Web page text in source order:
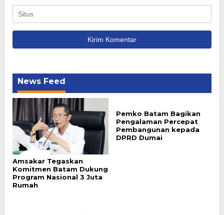
News Feed
Amsakar Tegaskan
Komitmen Batam Dukung
Program Nasional 3 Juta
Rumah
Pemko Batam Bagikan
Pengalaman Percepat
Pembangunan kepada
DPRD Dumai